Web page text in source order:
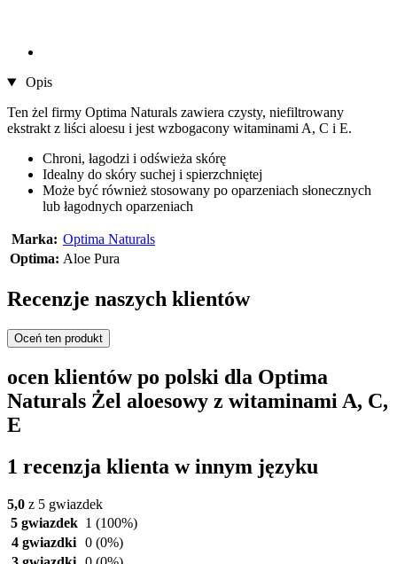
Opis
Ten żel firmy Optima Naturals zawiera czysty, niefiltrowany
ekstrakt z liści aloesu i jest wzbogacony witaminami A, C i E.
Chroni, łagodzi i odświeża skórę
Idealny do skóry suchej i spierzchniętej
Może być również stosowany po oparzeniach słonecznych
lub łagodnych oparzeniach
Marka: Optima Naturals
Optima: Aloe Pura
Recenzje naszych klientów
Oceń ten produkt
ocen klientów po polski dla Optima
Naturals Żel aloesowy z witaminami A, C,
E
1 recenzja klienta w innym języku
5,0 z 5 gwiazdek
5 gwiazdek 1 (100%)
4 gwiazdki 0 (0%)